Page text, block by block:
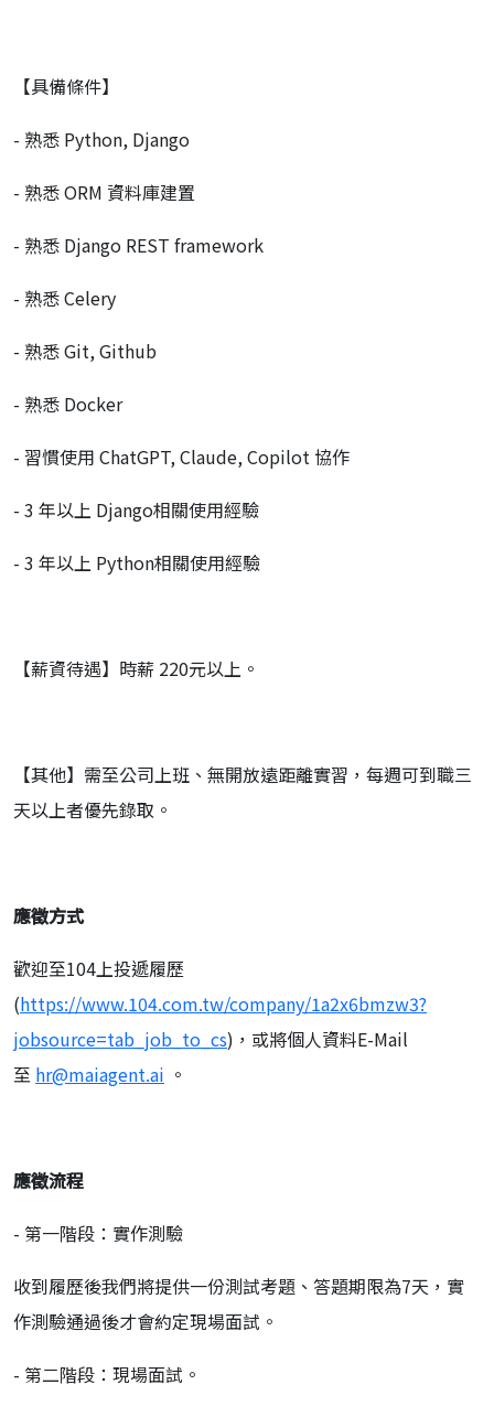
【具備條件】
- 熟悉 Python, Django
- 熟悉 ORM 資料庫建置
- 熟悉 Django REST framework
- 熟悉 Celery
- 熟悉 Git, Github
- 熟悉 Docker
- 習慣使用 ChatGPT, Claude, Copilot 協作
- 3 年以上 Django相關使用經驗
- 3 年以上 Python相關使用經驗
【薪資待遇】時薪 220元以上。
【其他】需至公司上班、無開放遠距離實習，每週可到職三
天以上者優先錄取。
應徵方式
歡迎至104上投遞履歷
(https://www.104.com.tw/company/1a2x6bmzw3?
jobsource=tab_job_to_cs)，或將個人資料E-Mail
至 hr@maiagent.ai 。
應徵流程
- 第一階段：實作測驗
收到履歷後我們將提供一份測試考題、答題期限為7天，實
作測驗通過後才會約定現場面試。
- 第二階段：現場面試。